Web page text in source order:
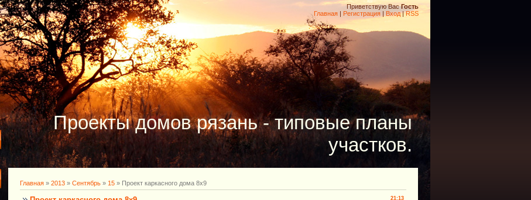
Приветствую Вас Гость
Главная | Регистрация | Вход|RSS
Проекты домов рязань - типовые планы
участков.
Главная » 2013 » Сентябрь » 15 » Проект каркасного дома 8х9
21:13